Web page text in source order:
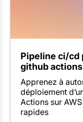
Pipeline ci/cd
github
Apprenez à
déploiement
Actions sur
rapides